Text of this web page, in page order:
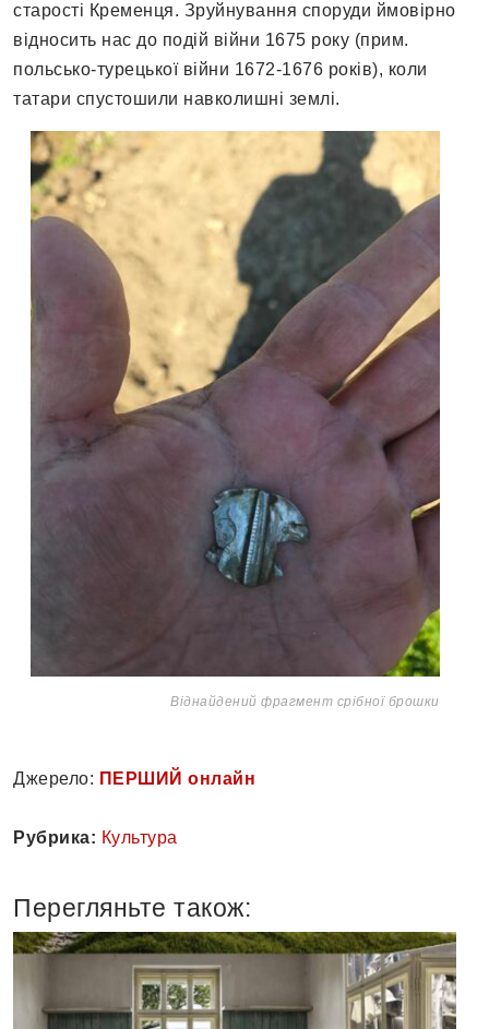
старості Кременця. Зруйнування споруди ймовірно
відносить нас до подій війни 1675 року (прим.
польсько-турецької війни 1672-1676 років), коли
татари спустошили навколишні землі.
Віднайдений фрагмент срібної брошки
Джерело: ПЕРШИЙ онлайн
Рубрика: Культура
Перегляньте також: